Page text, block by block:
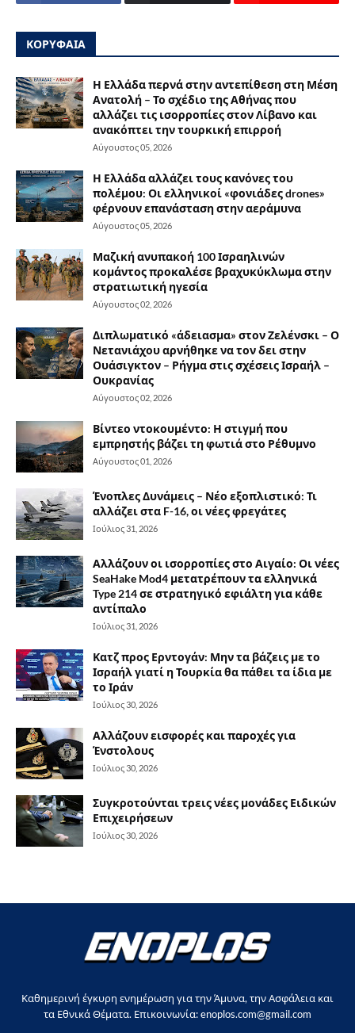
ΚΟΡΥΦΑΙΑ
Η Ελλάδα περνά στην αντεπίθεση στη Μέση
Ανατολή – Το σχέδιο της Αθήνας που
αλλάζει τις ισορροπίες στον Λίβανο και
ανακόπτει την τουρκική επιρροή
Αύγουστος 05, 2026
Η Ελλάδα αλλάζει τους κανόνες του
πολέμου: Οι ελληνικοί «φονιάδες drones»
φέρνουν επανάσταση στην αεράμυνα
Αύγουστος 05, 2026
Μαζική ανυπακοή 100 Ισραηλινών
κομάντος προκαλέσε βραχυκύκλωμα στην
στρατιωτική ηγεσία
Αύγουστος 02, 2026
Διπλωματικό «άδειασμα» στον Ζελένσκι – Ο
Νετανιάχου αρνήθηκε να τον δει στην
Ουάσιγκτον – Ρήγμα στις σχέσεις Ισραήλ –
Ουκρανίας
Αύγουστος 02, 2026
Βίντεο ντοκουμέντο: Η στιγμή που
εμπρηστής βάζει τη φωτιά στο Ρέθυμνο
Αύγουστος 01, 2026
Ένοπλες Δυνάμεις – Νέο εξοπλιστικό: Τι
αλλάζει στα F-16, οι νέες φρεγάτες
Ιούλιος 31, 2026
Αλλάζουν οι ισορροπίες στο Αιγαίο: Οι νέες
SeaHake Mod4 μετατρέπουν τα ελληνικά
Type 214 σε στρατηγικό εφιάλτη για κάθε
αντίπαλο
Ιούλιος 31, 2026
Κατζ προς Ερντογάν: Μην τα βάζεις με το
Ισραήλ γιατί η Τουρκία θα πάθει τα ίδια με
το Ιράν
Ιούλιος 30, 2026
Αλλάζουν εισφορές και παροχές για
Ένστολους
Ιούλιος 30, 2026
Συγκροτούνται τρεις νέες μονάδες Ειδικών
Επιχειρήσεων
Ιούλιος 30, 2026
Καθημερινή έγκυρη ενημέρωση για την Άμυνα, την Ασφάλεια και
τα Εθνικά Θέματα. Επικοινωνία: enoplos.com@gmail.com